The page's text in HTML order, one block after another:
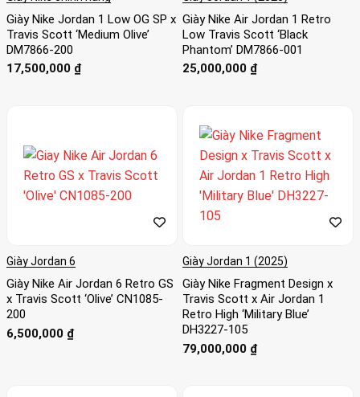
Giày Nike Jordan 1 Low OG SP x
Travis Scott ‘Medium Olive’
DM7866-200
17,500,000 ₫
Giày Nike Air Jordan 1 Retro
Low Travis Scott ‘Black
Phantom’ DM7866-001
25,000,000 ₫
Giày Jordan 6
Giày Nike Air Jordan 6 Retro GS
x Travis Scott ‘Olive’ CN1085-
200
6,500,000 ₫
Giày Jordan 1 (2025)
Giày Nike Fragment Design x
Travis Scott x Air Jordan 1
Retro High ‘Military Blue’
DH3227-105
79,000,000 ₫